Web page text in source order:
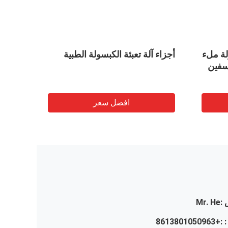
أجزاء آلة تعبئة الكبسولة الطبية
افضل سعر
ملء
:
Mr. He
: :
+8613801050963